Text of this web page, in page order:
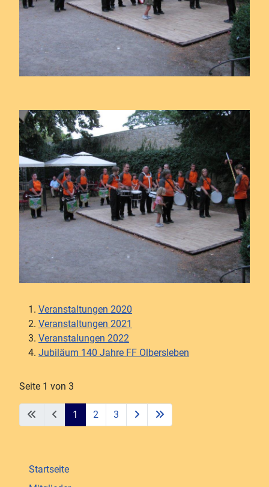
Startseite
Veranstaltungen 2020
Veranstaltungen 2021
Veranstalungen 2022
Jubiläum 140 Jahre FF Olbersleben
Seite 1 von 3
1 2 3